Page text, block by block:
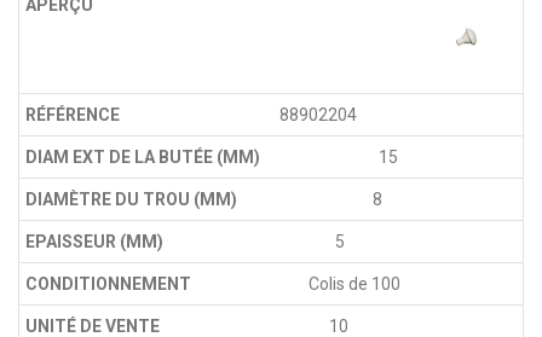
88902204
15
8
5
Colis de 100
10